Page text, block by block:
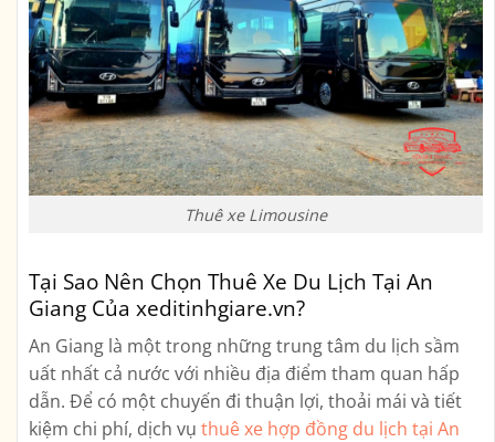
Thuê xe Limousine
Tại Sao Nên Chọn Thuê Xe Du Lịch Tại An
Giang Của xeditinhgiare.vn?
An Giang là một trong những trung tâm du lịch sầm
uất nhất cả nước với nhiều địa điểm tham quan hấp
dẫn. Để có một chuyến đi thuận lợi, thoải mái và tiết
kiệm chi phí, dịch vụ thuê xe hợp đồng du lịch tại An